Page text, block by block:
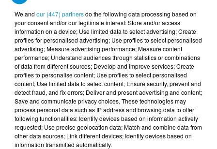
Finistère Nord et dans les Côtes d'Armor que les
vents seront plus puissants avec 80 à 90 km/h. En
Vendée, ce sera moins violent avec des vents à 50
km/h.
UNE DEUXIÈME DÉPRESSION DANS LE
WEEK-END
Dimanche soir, c'est une autre dépression qui devrait
toucher l'Ouest de la France, notamment la
Bretagne. Une houle de 12 mètres est prévue lundi,
entraînant des risques d’inondations et des cours
We and our (447) partnersdo the following data processing based on
your consent and/or our legitimate interest: Store and/or access
information on a device; Use limited data to select advertising; Create
profiles for personalised advertising; Use profiles to select personalised
advertising; Measure advertising performance; Measure content
performance; Understand audiences through statistics or combinations
of data from different sources; Develop and improve services; Create
profiles to personalise content; Use profiles to select personalised
content; Use limited data to select content; Ensure security, prevent and
detect fraud, and fix errors; Deliver and present advertising and content;
Save and communicate privacy choices. These technologies may
process personal data such as IP address and browsing data to offer
following functionalities: Identify devices based on information actively
requested; Use precise geolocation data; Match and combine data from
other data sources; Link different devices; Identify devices based on
information transmitted automatically.